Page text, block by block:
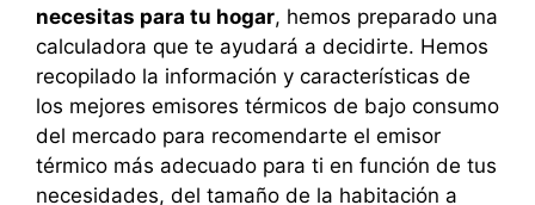
necesitas para tu hogar, hemos preparado una
calculadora que te ayudará a decidirte. Hemos
recopilado la información y características de
los mejores emisores térmicos de bajo consumo
del mercado para recomendarte el emisor
térmico más adecuado para ti en función de tus
necesidades, del tamaño de la habitación a